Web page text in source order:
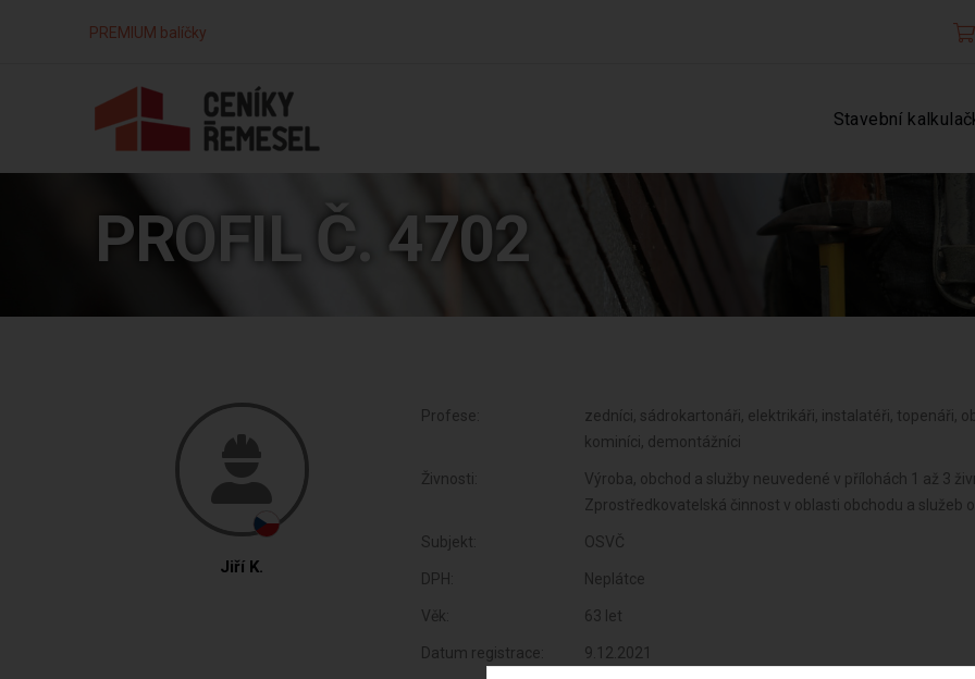
PREMIUM balíčky
Stavební
PROFIL Č. 4702
Jiří K.
Profese:
zedníci, sádrokartonáři, elektrikáři, instalatéři, topenáři,
kominíci, demontážníci
Živnosti:
Výroba, obchod a služby neuvedené v přílohách 1 až 3
Zprostředkovatelská činnost v oblasti obchodu a služeb
Subjekt: OSVČ
DPH: Neplátce
Věk: 63 let
Datum registrace: 9.12.2021